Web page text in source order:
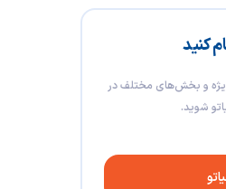
کنید
و بخش‌های مختلف در
شوید.